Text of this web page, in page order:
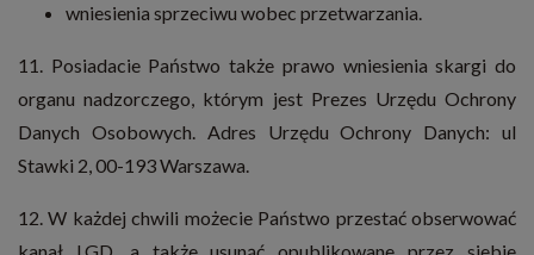
wniesienia sprzeciwu wobec przetwarzania.
11. Posiadacie Państwo także prawo wniesienia skargi do
organu nadzorczego, którym jest Prezes Urzędu Ochrony
Danych Osobowych. Adres Urzędu Ochrony Danych: ul
Stawki 2, 00-193 Warszawa.
12. W każdej chwili możecie Państwo przestać obserwować